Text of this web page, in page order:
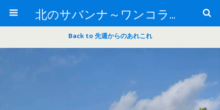
北のサバンナ～ワンコライフ～
Back to 先週からのあれこれ